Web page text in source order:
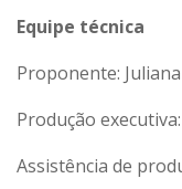
Equipe técnica
Proponente:
Produção
Assistência de